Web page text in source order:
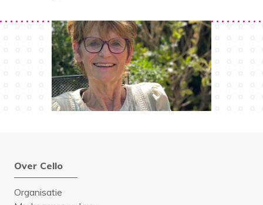
Over Cello
Organisatie